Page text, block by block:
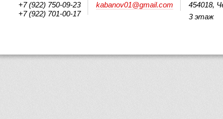
+7 (922) 750-09-23
+7 (922) 701-00-17
kabanov01@gmail.com
454018,
3 этаж